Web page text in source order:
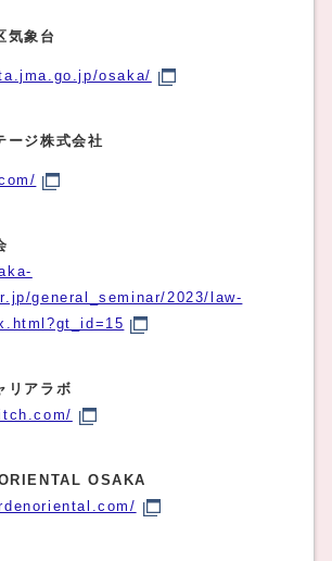
象台
osaka/
ージ株式会社
general_seminar/2023/law-
リアラボ
OSAKA